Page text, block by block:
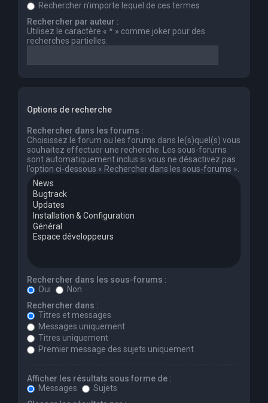
Rechercher n’importe lequel de ces termes
Rechercher par auteur :
Utilisez le caractère « * » comme joker pour des
recherches partielles.
Options de recherche
Rechercher dans les forums :
Choisissez le forum ou les forums dans le(s)quel(s) vous
souhaitez effectuer une recherche. Les sous-forums
sont automatiquement inclus si vous ne désactivez pas
l’option ci-dessous « Rechercher dans les sous-forums ».
Rechercher dans les sous-forums :
Oui
Non
Rechercher dans :
Titres et messages
Messages uniquement
Titres uniquement
Premier message des sujets uniquement
Afficher les résultats sous forme de :
Messages
Sujets